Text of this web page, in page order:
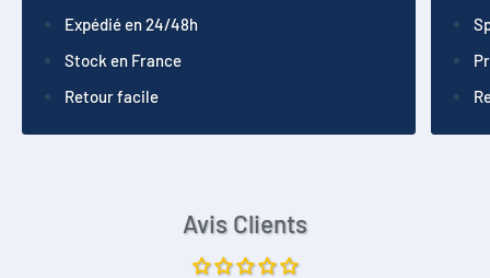
Expédié en 24/48h
Stock en France
Retour facile
Avis Clients